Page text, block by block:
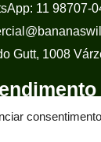
consentimento
11 98707-
Gutt, 1008
à Sábado: 08:00